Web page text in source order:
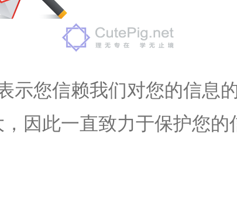
示您信赖我们对您的信息
因此一直致力于保护您的